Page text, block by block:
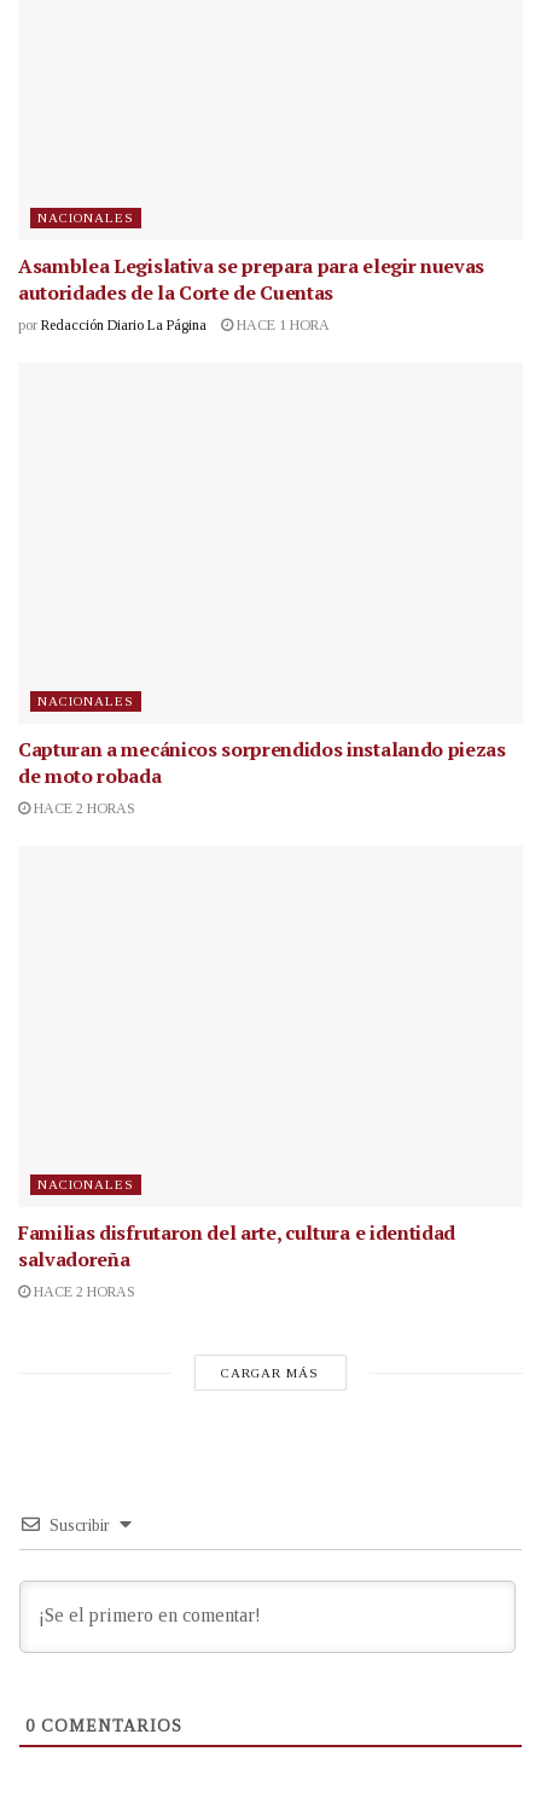
NACIONALES
Asamblea Legislativa se prepara para elegir nuevas
autoridades de la Corte de Cuentas
por Redacción Diario La Página HACE 1 HORA
NACIONALES
Capturan a mecánicos sorprendidos instalando piezas
de moto robada
HACE 2 HORAS
NACIONALES
Familias disfrutaron del arte, cultura e identidad
salvadoreña
HACE 2 HORAS
CARGAR MÁS
Suscribir
0 COMENTARIOS